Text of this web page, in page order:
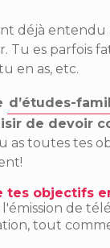
déjà entendu
Tu es parfois
en as, etc.
d’études-
de devoir
as toutes tes
tes objectifs
de
tout